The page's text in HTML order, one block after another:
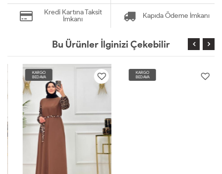
Kredi Kartına Taksit
İmkanı
Kapıda Ödeme İmkanı
Bu Ürünler İlginizi Çekebilir
KARGO
BEDAVA
KARGO
BEDAVA